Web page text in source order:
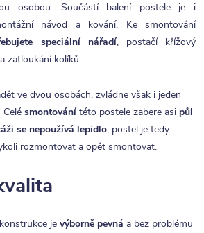
osobou. Součástí balení postele je i
návod a kování. Ke smontování
speciální nářadí, postačí křížový
zatloukání kolíků.
ve dvou osobách, zvládne však i jeden
smontování této postele zabere asi půl
se nepoužívá lepidlo, postel je tedy
rozmontovat a opět smontovat.
je výborně pevná a bez problému